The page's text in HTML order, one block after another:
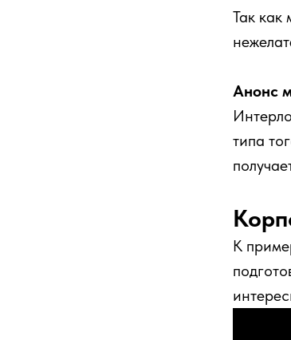
Так как
Анонс
типа
К